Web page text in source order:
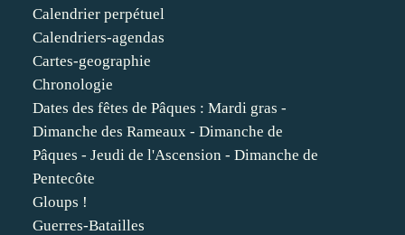
Calendrier perpétuel
Calendriers-agendas
Cartes-geographie
Chronologie
Dates des fêtes de Pâques : Mardi gras -
Dimanche des Rameaux - Dimanche de
Pâques - Jeudi de l'Ascension - Dimanche de
Pentecôte
Gloups !
Guerres-Batailles